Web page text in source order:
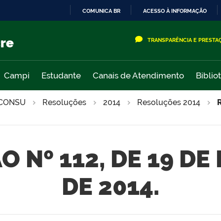
COMUNICA BR ACESSO À INFORMAÇÃO
TRANSPARÊNCIA E
Campi Estudante Canais de Atendimento
Resoluções 2014 Resoluções 2014
Nº 112, DE 19 DE
DE 2014.